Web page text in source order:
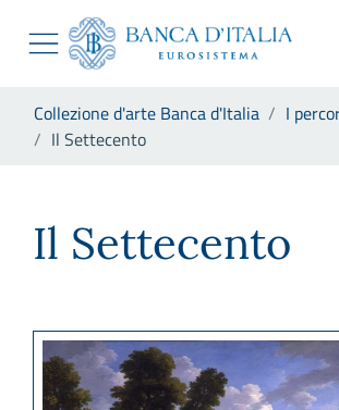
Skip to Main Content
Vai al sito istituzionale
Vai al menu di navigazione
Vai alla ricerca
Vai al footer
Collezione d'arte Banca d'Italia
I
Il Settecento
Il Settecento